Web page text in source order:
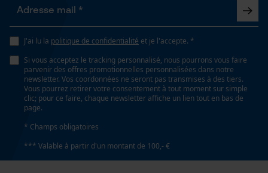
Non
Non
Coupe en biais
Tension de chaîne sans outil
J'ai lu la politique de confidentialité et je l'accepte. *
Si vous acceptez le tracking personnalisé, nous pourrons vous faire
parvenir des offres promotionnelles personnalisées dans notre
newsletter. Vos coordonnées ne seront pas transmises à des tiers.
Vous pourrez retirer votre consentement à tout moment sur simple
clic; pour ce faire, chaque newsletter affiche un lien tout en bas de
page.
* Champs obligatoires
*** Valable à partir d'un montant de 100,- €
Salutation personnelle
utilisateurs
Vidéos YouTube
Google Maps